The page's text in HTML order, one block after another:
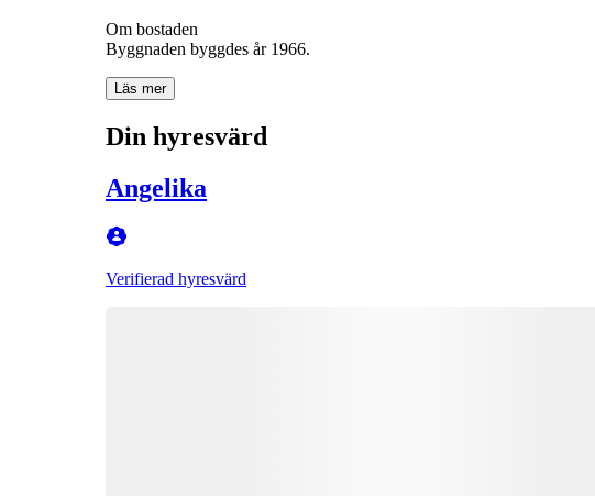
Om bostaden
Byggnaden byggdes år 1966.
Läs mer
Din hyresvärd
Angelika
Verifierad hyresvärd